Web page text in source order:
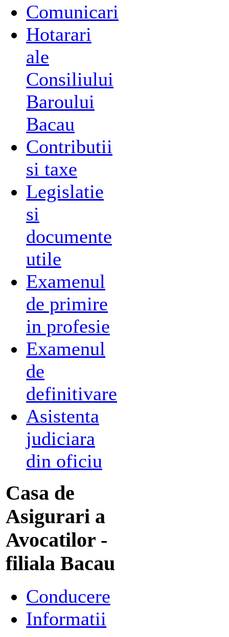
Comunicari
Hotarari
ale
Consiliului
Baroului
Bacau
Contributii
si taxe
Legislatie
si
documente
utile
Examenul
de primire
in profesie
Examenul
de
definitivare
Asistenta
judiciara
din oficiu
Casa de
Asigurari a
Avocatilor -
filiala Bacau
Conducere
Informatii